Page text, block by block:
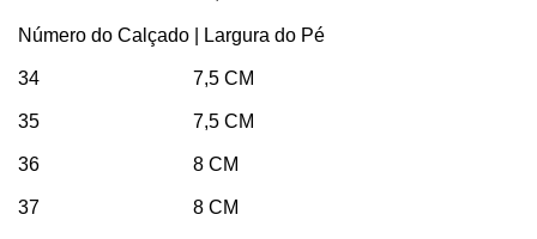
Número do Calçado | Largura do Pé
34 7,5 CM
35 7,5 CM
36 8 CM
37 8 CM